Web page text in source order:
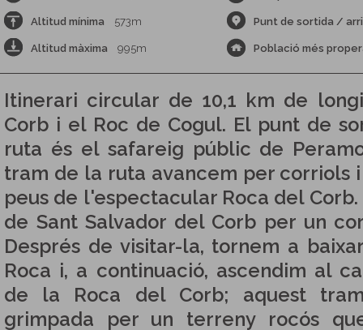
Altitud mínima 573m Punt de sortida /
Altitud màxima 995m Població més
Itinerari circular de 10,1 km de
Corb i el Roc de Cogul. El punt de
ruta és el safareig públic de
tram de la ruta avancem per corriols
peus de l'espectacular Roca del
de Sant Salvador del Corb per un
Després de visitar-la, tornem a
Roca i, a continuació, ascendim al
de la Roca del Corb; aquest
grimpada per un terreny rocós